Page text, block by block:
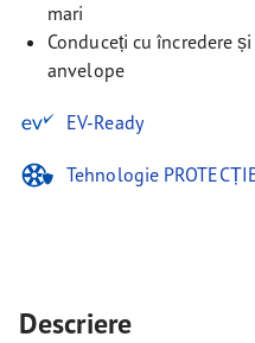
mari
Conduceți cu încredere
anvelope
EV-Ready
Tehnologie
Descriere